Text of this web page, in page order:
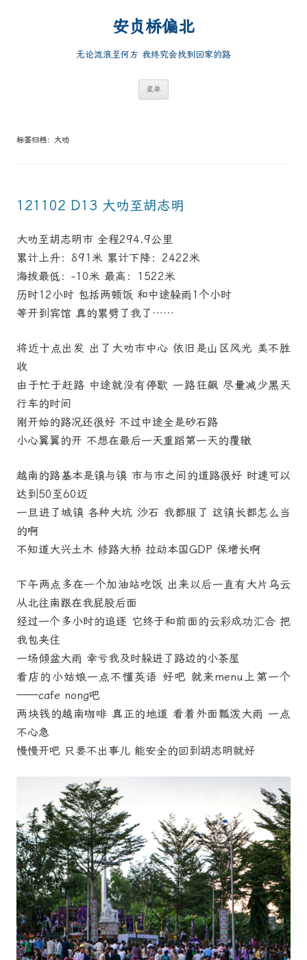
安贞桥偏北
无论流浪至何方 我终究会找到回家的路
菜单
标签归档： 大叻
121102 D13 大叻至胡志明
大叻至胡志明市 全程294.9公里
累计上升：891米 累计下降：2422米
海拔最低：-10米 最高：1522米
历时12小时 包括两顿饭 和中途躲雨1个小时
等开到宾馆 真的累劈了我了……
将近十点出发 出了大叻市中心 依旧是山区风光 美不胜
收
由于忙于赶路 中途就没有停歇 一路狂飙 尽量减少黑天
行车的时间
刚开始的路况还很好 不过中途全是砂石路
小心翼翼的开 不想在最后一天重蹈第一天的覆辙
越南的路基本是镇与镇 市与市之间的道路很好 时速可以
达到50至60迈
一旦进了城镇 各种大坑 沙石 我都服了 这镇长都怎么当
的啊
不知道大兴土木 修路大桥 拉动本国GDP 保增长啊
下午两点多在一个加油站吃饭 出来以后一直有大片乌云
从北往南跟在我屁股后面
经过一个多小时的追逐 它终于和前面的云彩成功汇合 把
我包夹住
一场倾盆大雨 幸亏我及时躲进了路边的小茶屋
看店的小姑娘一点不懂英语 好吧 就来menu上第一个
——cafe nong吧
两块钱的越南咖啡 真正的地道 看着外面瓢泼大雨 一点
不心急
慢慢开吧 只要不出事儿 能安全的回到胡志明就好